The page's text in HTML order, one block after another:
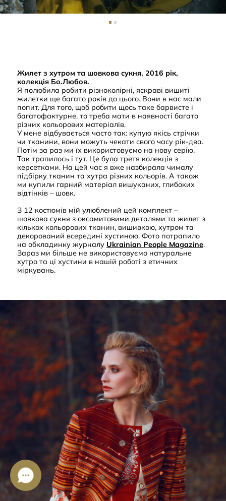
Жилет з хутром та шовкова сукня, 2016 рік,
колекція Бо.Любов.
Я полюбила робити різноколірні, яскраві вишиті
жилетки ще багато років до цього. Вони в нас мали
попит. Для того, щоб робити щось таке барвисте і
багатофактурне, то треба мати в наявності багато
різних кольорових матеріалів.
У мене відбувається часто так: купую якісь стрічки
чи тканини, вони можуть чекати свого часу рік-два.
Потім за раз ми їх використовуємо на нову серію.
Так трапилось і тут. Це була третя колекція з
керсетками. На цей час я вже назбирала чималу
підбірку тканин та хутра різних кольорів. А також
ми купили гарний матеріал вишуканих, глибоких
відтінків – шовк.
З 12 костюмів мій улюблений цей комплект –
шовкова сукня з оксамитовими деталями та жилет з
кількох кольорових тканин, вишивкою, хутром та
декорований всередині хустиною. Фото потрапило
на обкладинку журналу Ukrainian People Magazine.
Зараз ми більше не використовуємо натуральне
хутро та ці хустини в нашій роботі з етичних
міркувань.